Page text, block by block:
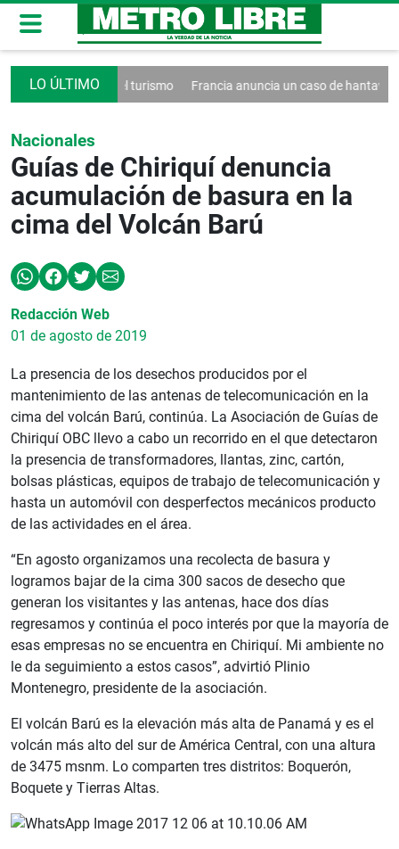
contra el turismo Francia anuncia un caso de hantavirus Andes
Nacionales
Guías de Chiriquí denuncia
acumulación de basura en la
cima del Volcán Barú
Redacción Web
01 de agosto de 2019
La presencia de los desechos producidos por el
mantenimiento de las antenas de telecomunicación en la
cima del volcán Barú, continúa. La Asociación de Guías de
Chiriquí OBC llevo a cabo un recorrido en el que detectaron
la presencia de transformadores, llantas, zinc, cartón,
bolsas plásticas, equipos de trabajo de telecomunicación y
hasta un automóvil con desperfectos mecánicos producto
de las actividades en el área.
“En agosto organizamos una recolecta de basura y
logramos bajar de la cima 300 sacos de desecho que
generan los visitantes y las antenas, hace dos días
regresamos y continúa el poco interés por que la mayoría de
esas empresas no se encuentra en Chiriquí. Mi ambiente no
le da seguimiento a estos casos”, advirtió Plinio
Montenegro, presidente de la asociación.
El volcán Barú es la elevación más alta de Panamá y es el
volcán más alto del sur de América Central, con una altura
de 3475 msnm. Lo comparten tres distritos: Boquerón,
Boquete y Tierras Altas.